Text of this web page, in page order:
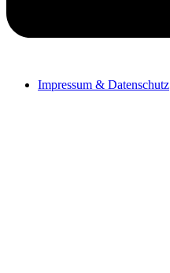
Impressum & Datenschutz